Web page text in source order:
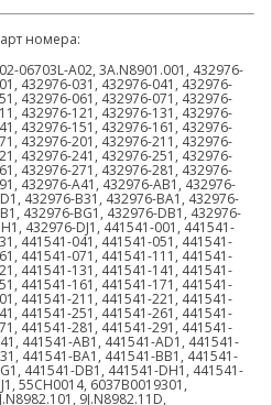
номера:
06703L-A02, 3A.N8901.001, 432976-
432976-031, 432976-041, 432976-
432976-061, 432976-071, 432976-
432976-121, 432976-131, 432976-
432976-151, 432976-161, 432976-
432976-201, 432976-211, 432976-
432976-241, 432976-251, 432976-
432976-271, 432976-281, 432976-
432976-A41, 432976-AB1, 432976-
432976-B31, 432976-BA1, 432976-
432976-BG1, 432976-DB1, 432976-
432976-DJ1, 441541-001, 441541-
441541-041, 441541-051, 441541-
441541-071, 441541-111, 441541-
441541-131, 441541-141, 441541-
441541-161, 441541-171, 441541-
441541-211, 441541-221, 441541-
441541-251, 441541-261, 441541-
441541-281, 441541-291, 441541-
441541-AB1, 441541-AD1, 441541-
441541-BA1, 441541-BB1, 441541-
441541-DB1, 441541-DH1, 441541-
55CH0014, 6037B0019301,
9J.N8982.11D,